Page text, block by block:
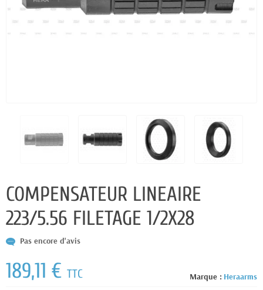
COMPENSATEUR LINEAIRE
223/5.56 FILETAGE 1/2X28
Pas encore d'avis
Marque : Heraarms
189,11 € TTC